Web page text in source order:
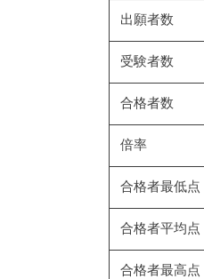
出願者数
受験者数
合格者数
倍率
合格者最低点
合格者平均点
合格者最高点